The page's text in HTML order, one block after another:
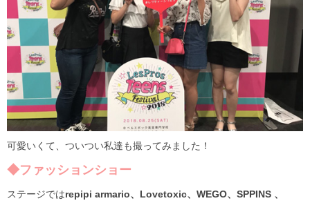
可愛いくて、ついつい私達も撮ってみました！
◆ファッションショー
ステージではrepipi armario、Lovetoxic、WEGO、SPPINS 、